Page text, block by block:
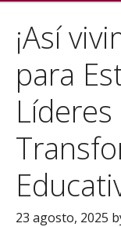
¡Así
para
23 agosto, 2025